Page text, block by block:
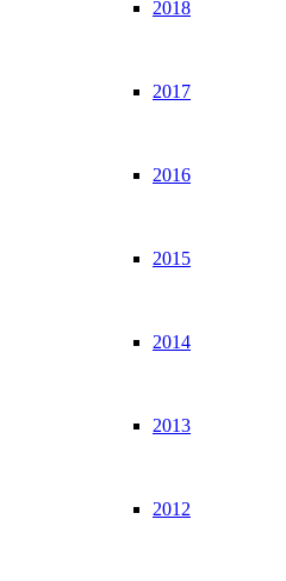
2018
2017
2016
2015
2014
2013
2012